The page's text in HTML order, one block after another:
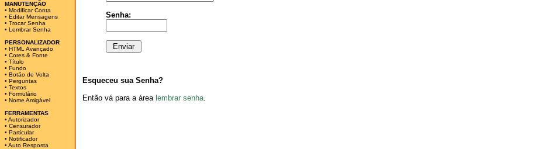
MANUTENÇÃO
• Modificar Conta
• Editar Mensagens
• Trocar Senha
• Lembrar Senha
PERSONALIZADOR
• HTML Avançado
• Cores & Fonte
• Título
• Fundo
• Botão de Volta
• Perguntas
• Textos
• Formulário
• Nome Amigável
FERRAMENTAS
• Autorizador
• Censurador
• Particular
• Notificador
• Auto Resposta
Senha:
Esqueceu sua Senha?
Então vá para a área lembrar senha.